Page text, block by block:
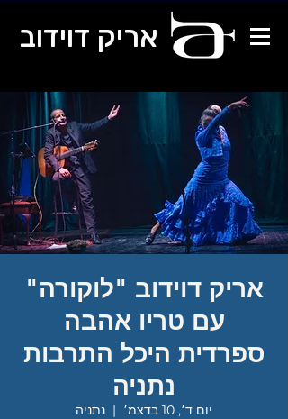
אריק דוידוב
אריק דוידוב "לוקורה"
עם טריו אהבה
ספרדית היכל התרבות
נתניה
יום ד׳, 10 בדצמ׳
  |
נתניה